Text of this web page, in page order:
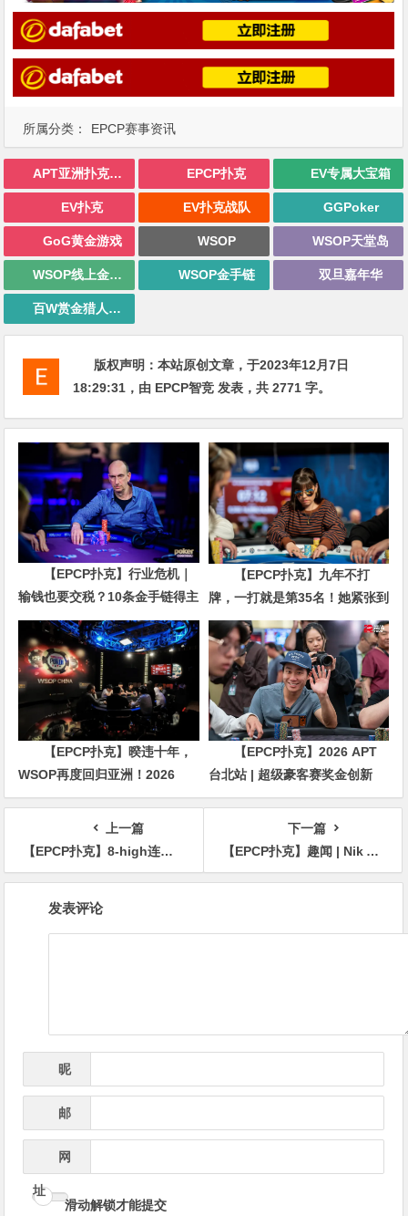
所属分类： EPCP赛事资讯
APT亚洲扑克巡回赛 EPCP扑克 EV专属大宝箱
EV扑克 EV扑克战队 GGPoker
GoG黄金游戏 WSOP WSOP天堂岛
WSOP线上金手链 WSOP金手链 双旦嘉年华
百W赏金猎人大奖赛
版权声明：本站原创文章，于2023年12月7日
18:29:31 ，由 EPCP智竞 发表，共 2771 字。
【EPCP扑克】行业危机｜
输钱也要交税？10条金手链得主
直言“扛不住”，主动砍掉四分之
三比赛
【EPCP扑克】九年不打
牌，一打就是第35名！她紧张到
脚悬空，但全世界以为她很淡定
【EPCP扑克】暌违十年，
WSOP再度回归亚洲！2026
APL济州站6月19-28日盛大登
【EPCP扑克】2026 APT
台北站 | 超级豪客赛奖金创新
高，美国选手Ethan
“Rampage” Yau领跑全场！
上一篇
【EPCP扑克】8-high连开三枪诈唬，巧妙利用形象打跑两对
下一篇
【EPCP扑克】趣闻 | Nik Airball 和Wesley指控Tony Mars通过“药水牌”作弊窃取数百万美元
发表评论
昵
*
邮
*
网
址
滑动解锁才能提交